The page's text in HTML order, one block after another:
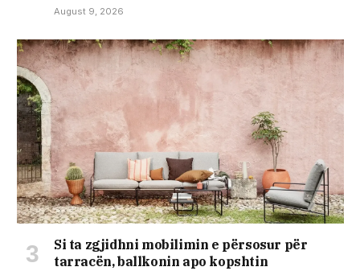
August 9, 2026
Si ta zgjidhni mobilimin e përsosur për
tarracën, ballkonin apo kopshtin